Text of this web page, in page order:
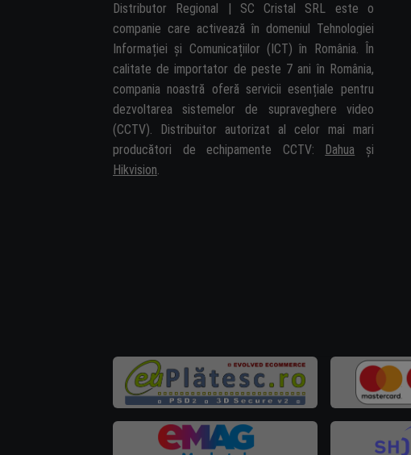
Distributor Regional | SC Cristal SRL este o
companie care activează în domeniul Tehnologiei
Informației și Comunicațiilor (ICT) în România. În
calitate de importator de peste 7 ani în România,
compania noastră oferă servicii esențiale pentru
dezvoltarea sistemelor de supraveghere video
(CCTV). Distribuitor autorizat al celor mai mari
producători de echipamente CCTV:
Dahua și
Hikvision.